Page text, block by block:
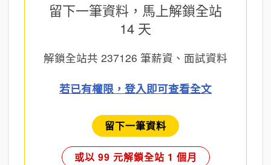
留下一筆資料，馬上解鎖全站
14 天
解鎖全站共 237126 筆薪資、面試資料
若已有權限，登入即可查看全文
留下一筆資料
或以 99 元解鎖全站 1 個月